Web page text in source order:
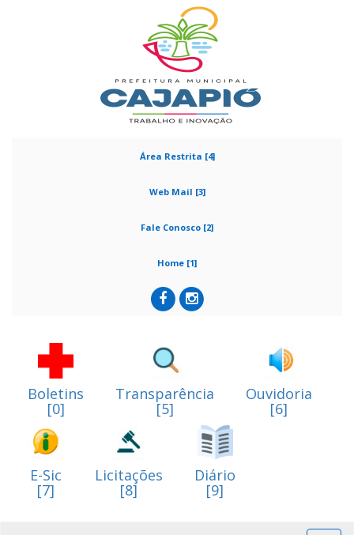
Área Restrita [4]
Web Mail [3]
Fale Conosco [2]
Home [1]
Boletins
[0]
Transparência
[5]
Ouvidoria
[6]
E-Sic
[7]
Licitações
[8]
Diário
[9]